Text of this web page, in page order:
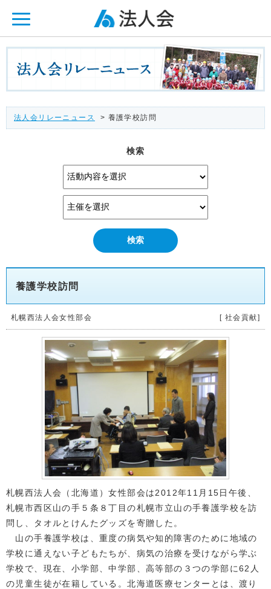
法人会リレーニュース > 養護学校訪問
検索
養護学校訪問
札幌西法人会女性部会 [ 社会貢献]
札幌西法人会（北海道）女性部会は2012年11月15日午後、
札幌市西区山の手５条８丁目の札幌市立山の手養護学校を訪
問し、タオルとけんたグッズを寄贈した。
山の手養護学校は、重度の病気や知的障害のために地域の
学校に通えない子どもたちが、病気の治療を受けながら学ぶ
学校で、現在、小学部、中学部、高等部の３つの学部に62人
の児童生徒が在籍している。北海道医療センターとは、渡り